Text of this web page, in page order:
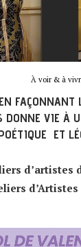
À voir & à
FAÇONNANT
DONNE VIE À
ET
d’artistes